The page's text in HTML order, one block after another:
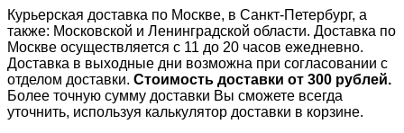
Курьерская доставка по Москве, в Санкт-Петербург, а
также: Московской и Ленинградской области. Доставка по
Москве осуществляется с 11 до 20 часов ежедневно.
Доставка в выходные дни возможна при согласовании с
отделом доставки. Стоимость доставки от 300 рублей.
Более точную сумму доставки Вы сможете всегда
уточнить, используя калькулятор доставки в корзине.